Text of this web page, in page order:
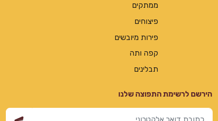
ממתקים
פיצוחים
פירות מיובשים
קפה ותה
תבלינים
הירשם לרשימת התפוצה שלנו